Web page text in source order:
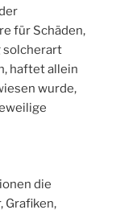
für Schäden,
solcherart
haftet allein
wurde,
die
Grafiken,